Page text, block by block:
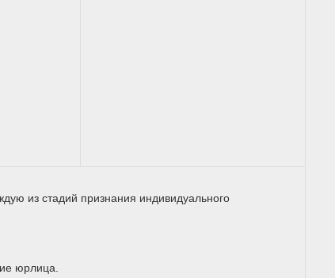
из стадий признания индивидуального
юрлица.